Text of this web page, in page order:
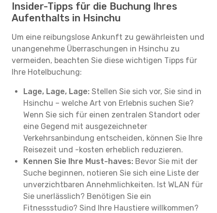
Insider-Tipps für die Buchung Ihres
Aufenthalts in Hsinchu
Um eine reibungslose Ankunft zu gewährleisten und
unangenehme Überraschungen in Hsinchu zu
vermeiden, beachten Sie diese wichtigen Tipps für
Ihre Hotelbuchung:
Lage, Lage, Lage: Stellen Sie sich vor, Sie sind in
Hsinchu – welche Art von Erlebnis suchen Sie?
Wenn Sie sich für einen zentralen Standort oder
eine Gegend mit ausgezeichneter
Verkehrsanbindung entscheiden, können Sie Ihre
Reisezeit und -kosten erheblich reduzieren.
Kennen Sie Ihre Must-haves: Bevor Sie mit der
Suche beginnen, notieren Sie sich eine Liste der
unverzichtbaren Annehmlichkeiten. Ist WLAN für
Sie unerlässlich? Benötigen Sie ein
Fitnessstudio? Sind Ihre Haustiere willkommen?